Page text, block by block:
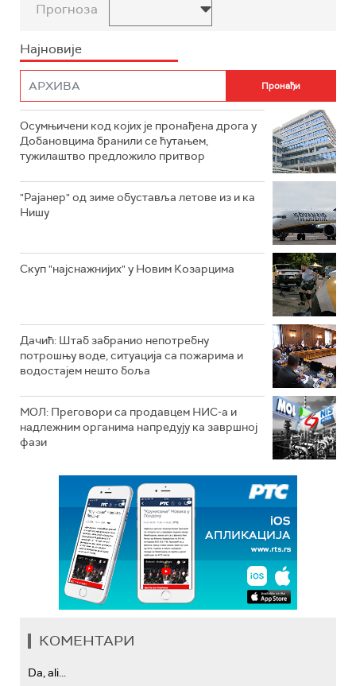
Прогноза
Најновије
Осумњичени код којих је пронађена дрога у
Добановцима бранили се ћутањем,
тужилаштво предложило притвор
"Рајанер" од зиме обуставља летове из и ка
Нишу
Скуп "најснажнијих" у Новим Козарцима
Дачић: Штаб забранио непотребну
потрошњу воде, ситуација са пожарима и
водостајем нешто боља
МОЛ: Преговори са продавцем НИС-а и
надлежним органима напредују ка завршној
фази
КОМЕНТАРИ
Da, ali...